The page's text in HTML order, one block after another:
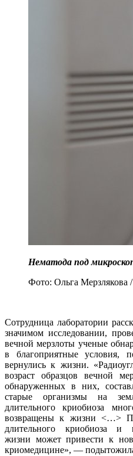
Нематода под
Фото: Ольга Мерзлякова
Сотрудница лаборатории
значимом исследовании,
вечной мерзлоты ученые
в благоприятные условия,
вернулись к жизни.
возраст образцов вечной
обнаруженных в них,
старые организмы на
длительного криобиоза
возвращены к жизни <…>
длительного криобиоза
жизни может привести к
криомедицине», —